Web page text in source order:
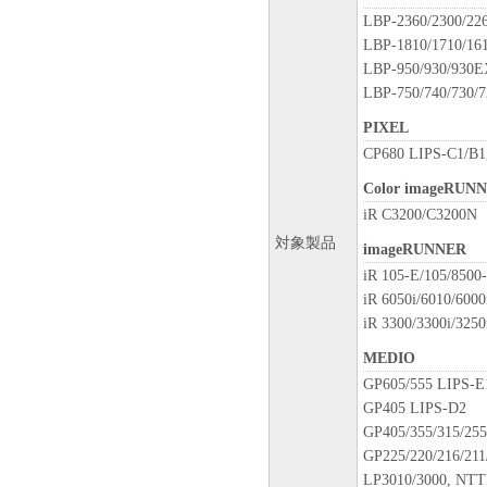
RESPONSIBLE FOR
SOFTWARE. NO
AVAILABLE FOR THE
NO WARRANTY AND
WARRANTY OF ANY
INCLUDING, BUT NOT
MERCHANTABILITY
ENTIRE RISK AS TO
SOFTWARE IS WITH
YOU ASSUME THE
REPAIR OR
NOT ALLOW THE
ABOVE EXCLUSION
YOU SPECIFIC LEGAL
RIGHTS WHICH VARY
JURISDICTION.
NEITHER CANON,
DISTRIBUTORS, OR
THAT THE FUNCTIONS
対象製品
LBP-2360/2300/
LBP-1810/1710/
LBP-950/930/
LBP-750/740/730/
PIXEL
CP680 LIPS-C1/
Color
iR C3200/C3200N
imageRUNNER
iR 105-E/105/
iR 6050i/6010/
iR 3300/3300i/
MEDIO
GP605/555 LIPS-
GP405 LIPS-D2
GP405/355/315/
GP225/220/216/
LP3010/3000,